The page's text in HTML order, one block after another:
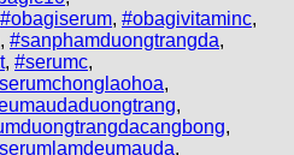
#obagiserum, #obagivitaminc,
, #sanphamduongtrangda,
, #serumc,
,
,
,
,